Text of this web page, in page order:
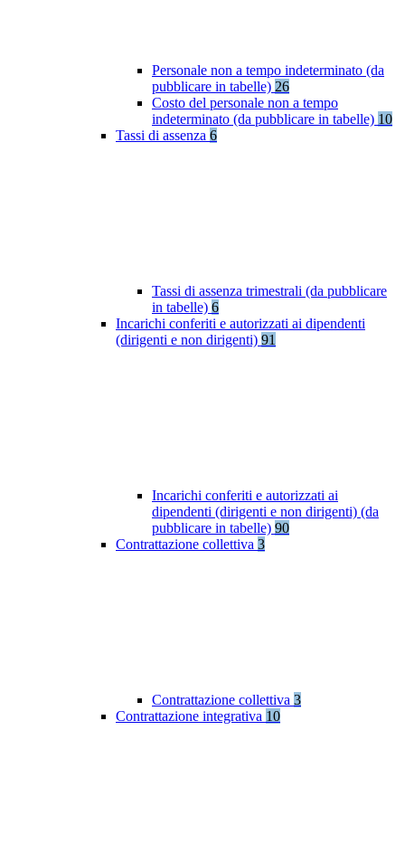
Personale non a tempo indeterminato (da
pubblicare in tabelle) 26
Costo del personale non a tempo
indeterminato (da pubblicare in tabelle) 10
Tassi di assenza 6
Tassi di assenza trimestrali (da pubblicare
in tabelle) 6
Incarichi conferiti e autorizzati ai dipendenti
(dirigenti e non dirigenti) 91
Incarichi conferiti e autorizzati ai
dipendenti (dirigenti e non dirigenti) (da
pubblicare in tabelle) 90
Contrattazione collettiva 3
Contrattazione collettiva 3
Contrattazione integrativa 10